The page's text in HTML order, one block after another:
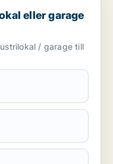
garage till salu i Skåne
eller garage
/ garage till